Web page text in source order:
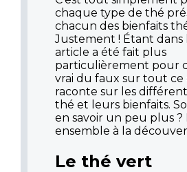
chaque type de thé
chacun des bienfaits
Justement ! Étant dans
article a été fait plus
particulièrement pour
vrai du faux sur tout ce
raconte sur les
thé et leurs bienfaits.
en savoir un peu plus
ensemble à la
Le thé vert